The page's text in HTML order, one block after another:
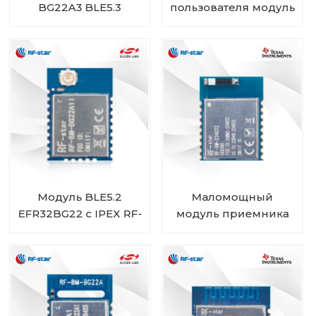
BG22A3 BLE5.3
пользователя модуль
энергопотреблением
ZigBee 3.0 RF-BM-
2340T1
Модуль BLE5.2
EFR32BG22 с IPEX RF-
Маломощный
модуль приемника
RF-BM-2340T2 с чип-
антенной